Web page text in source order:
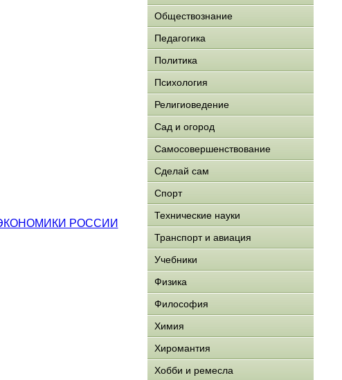
РОССИИ
Обществознание
Педагогика
Политика
Психология
Религиоведение
Сад и огород
Самосовершенствование
Сделай сам
Спорт
Технические науки
Транспорт и авиация
Учебники
Физика
Философия
Химия
Хиромантия
Хобби и ремесла